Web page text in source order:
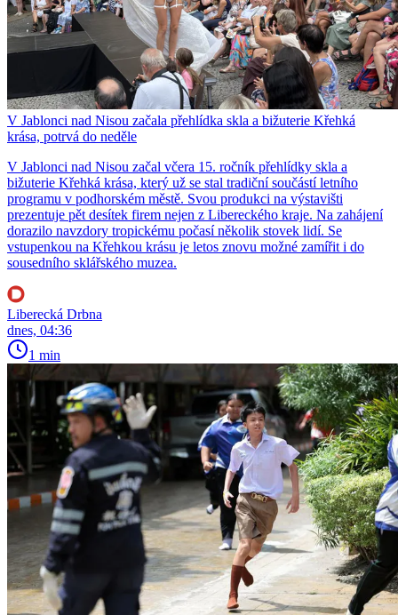
V Jablonci nad Nisou začala přehlídka skla a bižuterie Křehká
krása, potrvá do neděle
V Jablonci nad Nisou začal včera 15. ročník přehlídky skla a
bižuterie Křehká krása, který už se stal tradiční součástí letního
programu v podhorském městě. Svou produkci na výstavišti
prezentuje pět desítek firem nejen z Libereckého kraje. Na zahájení
dorazilo navzdory tropickému počasí několik stovek lidí. Se
vstupenkou na Křehkou krásu je letos znovu možné zamířit i do
sousedního sklářského muzea.
Liberecká Drbna
dnes, 04:36
1 min